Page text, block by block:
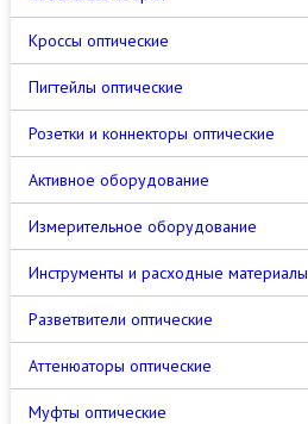
Кроссы оптические
Пигтейлы оптические
Розетки и коннекторы оптические
Активное оборудование
Измерительное оборудование
Инструменты и расходные материалы
Разветвители оптические
Аттенюаторы оптические
Муфты оптические